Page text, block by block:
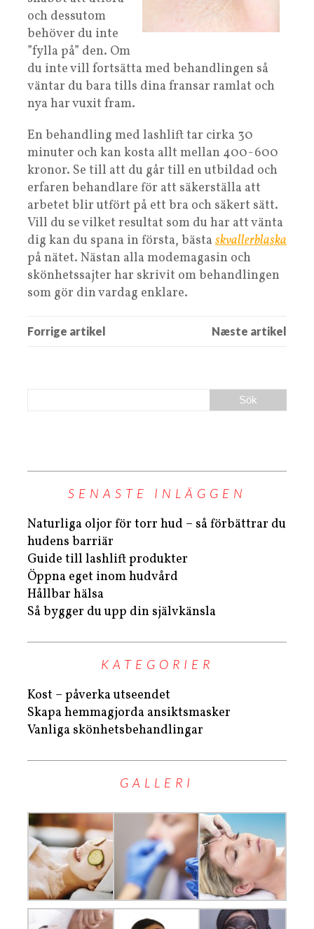
och dessutom
behöver du inte
”fylla på” den. Om
du inte vill fortsätta med behandlingen så
väntar du bara tills dina fransar ramlat och
nya har vuxit fram.
En behandling med lashlift tar cirka 30
minuter och kan kosta allt mellan 400-600
kronor. Se till att du går till en utbildad och
erfaren behandlare för att säkerställa att
arbetet blir utfört på ett bra och säkert sätt.
Vill du se vilket resultat som du har att vänta
dig kan du spana in första, bästa skvallerblaska
på nätet. Nästan alla modemagasin och
skönhetssajter har skrivit om behandlingen
som gör din vardag enklare.
SENASTE INLÄGGEN
Naturliga oljor för torr hud – så förbättrar du
hudens barriär
Guide till lashlift produkter
Öppna eget inom hudvård
Hållbar hälsa
Så bygger du upp din självkänsla
KATEGORIER
Kost – påverka utseendet
Skapa hemmagjorda ansiktsmasker
Vanliga skönhetsbehandlingar
GALLERI